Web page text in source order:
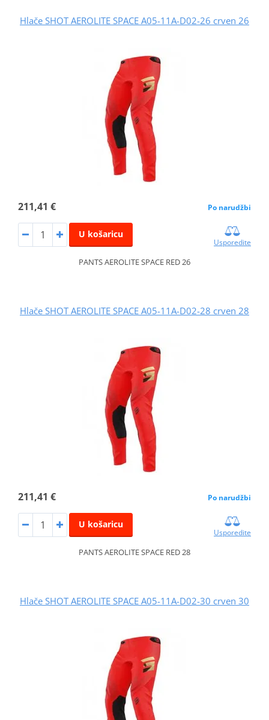
Hlače SHOT AEROLITE SPACE A05-11A-D02-26 crven 26
211,41 € Po narudžbi
U košaricu
Usporedite
PANTS AEROLITE SPACE RED 26
Hlače SHOT AEROLITE SPACE A05-11A-D02-28 crven 28
211,41 € Po narudžbi
U košaricu
Usporedite
PANTS AEROLITE SPACE RED 28
Hlače SHOT AEROLITE SPACE A05-11A-D02-30 crven 30